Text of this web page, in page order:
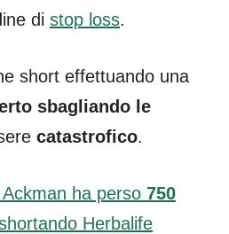
di stop loss.
short effettuando una
sbagliando le
catastrofico.
Ackman ha perso 750
Herbalife